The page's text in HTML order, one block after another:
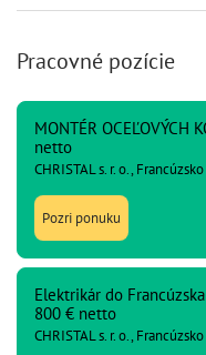
Pracovné pozície
MONTÉR OCEĽOVÝCH
netto
CHRISTAL s. r. o., Francúzsko
Pozri ponuku
Elektrikár do
800 € netto
CHRISTAL s. r. o., Francúzsko